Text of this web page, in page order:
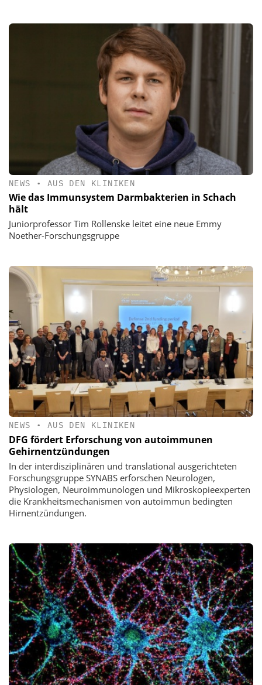
NEWS • AUS DEN KLINIKEN
Wie das Immunsystem Darmbakterien in Schach
hält
Juniorprofessor Tim Rollenske leitet eine neue Emmy
Noether-Forschungsgruppe
NEWS • AUS DEN KLINIKEN
DFG fördert Erforschung von autoimmunen
Gehirnentzündungen
In der interdisziplinären und translational ausgerichteten
Forschungsgruppe SYNABS erforschen Neurologen,
Physiologen, Neuroimmunologen und Mikroskopieexperten
die Krankheitsmechanismen von autoimmun bedingten
Hirnentzündungen.